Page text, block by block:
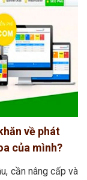
về phát
của mình?
cần nâng cấp và